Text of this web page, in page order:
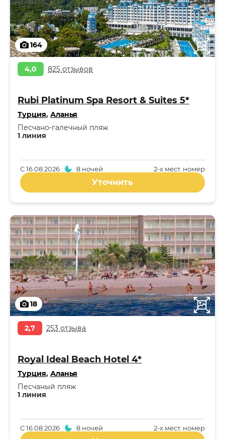
164
4,0 825 отзывов
Rubi Platinum Spa Resort & Suites 5*
Турция, Аланья
1 линия
Песчано-галечный пляж
2-x мест. номер
С16.08.2026 8 ночей
Уточнить
18
2,7 253 отзыва
Royal Ideal Beach Hotel 4*
Турция, Аланья
1 линия
Песчаный пляж
2-x мест. номер
С16.08.2026 8 ночей